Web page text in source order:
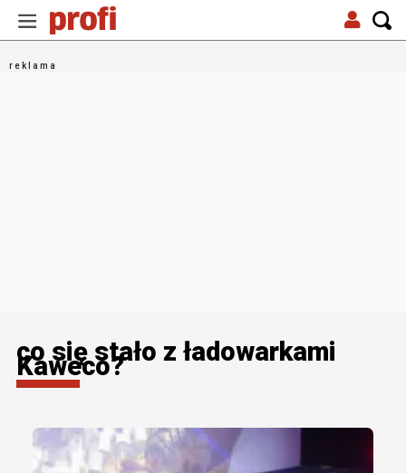
co się stało z ładowarkami
Kaweco?